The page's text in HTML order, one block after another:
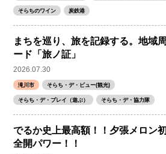
そらちのワイン 炭鉄港
まちを巡り、旅を記録する。地域
ード「旅ノ証」
2026.07.30
滝川市 そらち・デ・ビュー(観光)
そらち・デ・プレイ（遊ぶ） そらち・デ・協力隊
でるか史上最高額！！夕張メロン
全開パワー！！